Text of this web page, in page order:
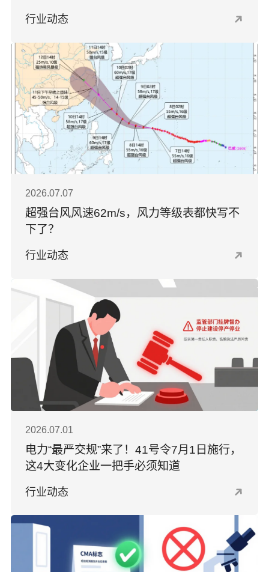
行业动态
2026.07.07
超强台风风速62m/s，风力等级表都快写不
下了？
行业动态
2026.07.01
电力“最严交规”来了！41号令7月1日施行，
这4大变化企业一把手必须知道
行业动态